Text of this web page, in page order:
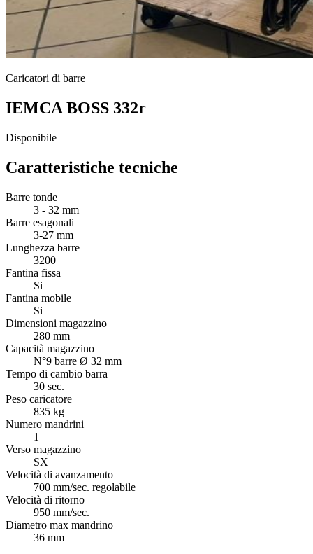
Caricatori di barre
IEMCA BOSS 332r
Disponibile
Caratteristiche tecniche
Barre tonde
3 - 32 mm
Barre esagonali
3-27 mm
Lunghezza barre
3200
Fantina fissa
Si
Fantina mobile
Si
Dimensioni magazzino
280 mm
Capacità magazzino
N°9 barre Ø 32 mm
Tempo di cambio barra
30 sec.
Peso caricatore
835 kg
Numero mandrini
1
Verso magazzino
SX
Velocità di avanzamento
700 mm/sec. regolabile
Velocità di ritorno
950 mm/sec.
Diametro max mandrino
36 mm